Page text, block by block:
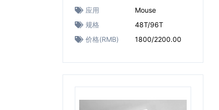
应用
Mouse
规格
48T/96T
价格(RMB)
1800/2200.00